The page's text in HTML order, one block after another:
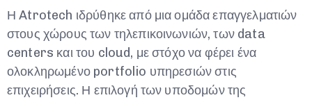
Η Atrotech ιδρύθηκε από μια ομάδα επαγγελματιών
στους χώρους των τηλεπικοινωνιών, των data
centers και του cloud, με στόχο να φέρει ένα
ολοκληρωμένο portfolio υπηρεσιών στις
επιχειρήσεις. Η επιλογή των υποδομών της